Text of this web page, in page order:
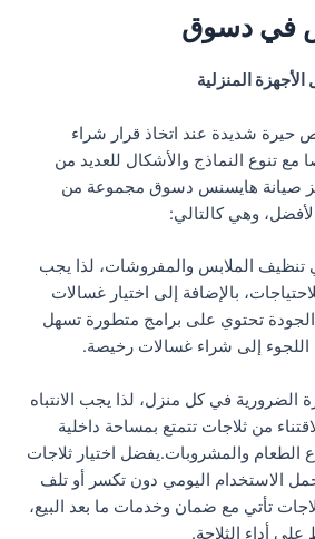
في دسوق
المنزلية
حيرة شديدة عند اتخاذ قرار شراء
مع تنوع النماذج والأشكال للعديد من
صيانة هايسنس دسوق مجموعة من
وهي كالتالي:
تنظيف الملابس والمفروشات، لذا يجب
بالإضافة إلى اختيار غسالات
تحتوي على برامج متطورة تسهل
اللجوء إلى شراء غسالات رخيصة.
الضرورية في كل منزل، لذا يجب الانتباه
من ثلاجات تتمتع بمساحة داخلية
الطعام والمشروبات.يفضل اختيار ثلاجات
الاستخدام اليومي دون تكسر أو تلف
تأتي مع ضمان وخدمات ما بعد البيع،
أداء الثلاجة.